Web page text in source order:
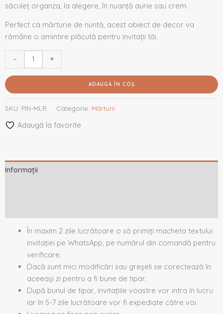
săculeț organza, la alegere, în nuanță aurie sau crem.
Perfect ca mărturie de nuntă, acest obiect de decor va
rămâne o amintire plăcută pentru invitații tăi.
- +
ADAUGĂ ÎN COȘ
SKU: PIN-MLR Categorie: Mărturii
Adaugă la favorite
Informații
În maxim 2 zile lucrătoare o să primiți macheta textului
invitației pe WhatsApp, pe numărul din comandă pentru
verificare.
Dacă sunt mici modificări sau greșeli se corectează în
aceeași zi pentru a fi bune de tipar.
După bunul de tipar, invitațiile voastre vor intra în lucru
iar în 5-7 zile lucrătoare vor fi expediate către voi.